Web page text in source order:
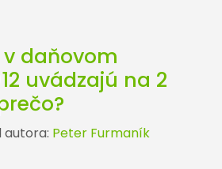
daňovom
uvádzajú na 2
autora: Peter Furmaník